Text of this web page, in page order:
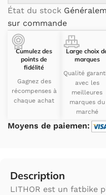
État du stock
sur commande
Cumulez des
points de
fidélité
Gagnez des
récompenses à
chaque achat
Large choix
marques
Qualité
avec les
meilleures
marques du
marché
Moyens de paiemen:
Description
LITHOR est un fatbike